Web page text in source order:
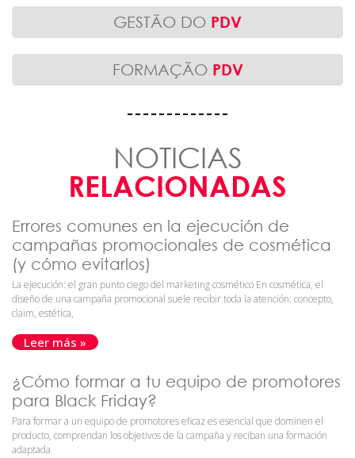
GESTÃO DO PDV
FORMAÇÃO PDV
NOTICIAS
RELACIONADAS
Errores comunes en la ejecución de
campañas promocionales de cosmética
(y cómo evitarlos)
La ejecución: el gran punto ciego del marketing cosmético En cosmética, el
diseño de una campaña promocional suele recibir toda la atención: concepto,
claim, estética,
Leer más »
¿Cómo formar a tu equipo de promotores
para Black Friday?
Para formar a un equipo de promotores eficaz es esencial que dominen el
producto, comprendan los objetivos de la campaña y reciban una formación
adaptada